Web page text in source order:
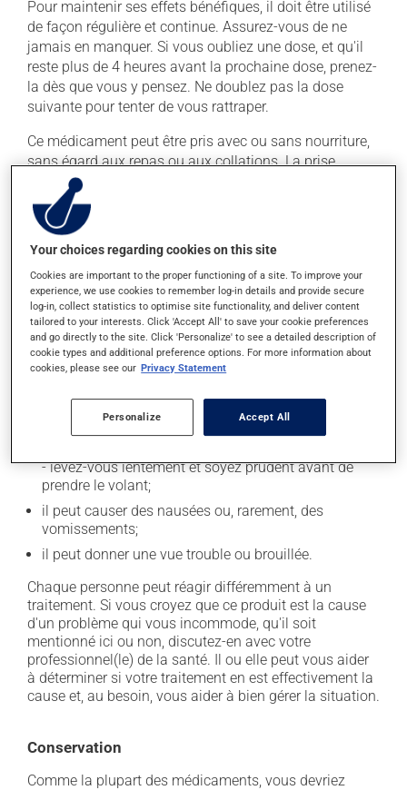
Pour maintenir ses effets bénéfiques, il doit être utilisé
de façon régulière et continue. Assurez-vous de ne
jamais en manquer. Si vous oubliez une dose, et qu'il
reste plus de 4 heures avant la prochaine dose, prenez-
la dès que vous y pensez. Ne doublez pas la dose
suivante pour tenter de vous rattraper.
Ce médicament peut être pris avec ou sans nourriture,
sans égard aux repas ou aux collations. La prise
d'alcool peut augmenter l'effet du médicament. Limitez
la consommation d'alcool à une prise occasionnelle de
petites quantités.
Effets indésirables
En plus de ses effets recherchés, ce produit peut à
l'occasion entraîner certains effets indésirables (effets
secondaires), notamment :
il peut provoquer des éruptions cutanées, parfois
sévères - contactez votre médecin si cela se produit;
- levez-vous lentement et soyez prudent avant de
prendre le volant;
il peut causer des nausées ou, rarement, des
vomissements;
il peut donner une vue trouble ou brouillée.
Chaque personne peut réagir différemment à un
traitement. Si vous croyez que ce produit est la cause
d'un problème qui vous incommode, qu'il soit
mentionné ici ou non, discutez-en avec votre
professionnel(le) de la santé. Il ou elle peut vous aider
à déterminer si votre traitement en est effectivement la
cause et, au besoin, vous aider à bien gérer la situation.
Conservation
Comme la plupart des médicaments, vous devriez
Your choices regarding cookies on this site
Cookies are important to the proper functioning of a site. To improve your
experience, we use cookies to remember log-in details and provide secure
log-in, collect statistics to optimise site functionality, and deliver content
tailored to your interests. Click 'Accept All' to save your cookie preferences
and go directly to the site. Click 'Personalize' to see a detailed description of
cookie types and additional preference options. For more information about
cookies, please see our Privacy Statement
Personalize Accept All